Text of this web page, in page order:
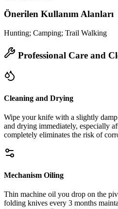
Önerilen Kullanım Alanları
Hunting; Camping; Trail Walking
Professional Care and
Cleaning and Drying
Wipe your knife with a slightly
and drying immediately, especially
completely eliminates the risk of
Mechanism Oiling
Thin machine oil you drop on the
folding knives every 3 months